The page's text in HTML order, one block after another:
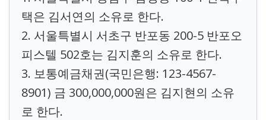
택은 김서연의 소유로 한다.
2. 서울특별시 서초구 반포동 200-5 반포오
피스텔 502호는 김지훈의 소유로 한다.
3. 보통예금채권(국민은행: 123-4567-
8901) 금 300,000,000원은 김지현의 소유
로 한다.